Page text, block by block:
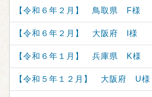
【令和６年２月】 鳥取県 F様
【令和６年２月】 大阪府 I様
【令和６年１月】 兵庫県 K様
【令和５年１２月】 大阪府 U様